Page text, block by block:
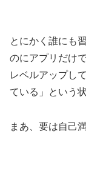
とにかく 誰にも
のにアプリだけ
レベルアップし
ている」という
まあ、要は自己